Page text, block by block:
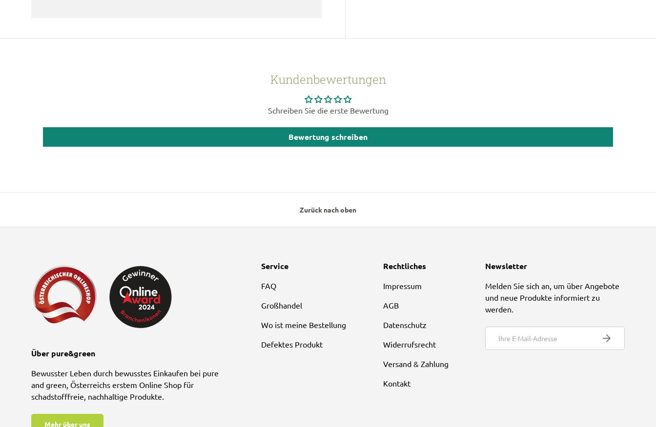
Kundenbewertungen
Schreiben Sie die erste Bewertung
Bewertung schreiben
Zurück nach oben
Über pure&green
Bewusster Leben durch bewusstes Einkaufen bei pure
and green, Österreichs erstem Online Shop für
schadstofffreie, nachhaltige Produkte.
Mehr über uns
Service
FAQ
Großhandel
Wo ist meine Bestellung
Defektes Produkt
Rechtliches
Impressum
AGB
Datenschutz
Widerrufsrecht
Versand & Zahlung
Kontakt
Newsletter
Melden Sie sich an, um über Angebote
und neue Produkte informiert zu
werden.
Abonnieren